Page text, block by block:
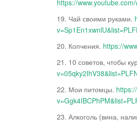
https://
19. Чай своими руками.
20. Копчения. https://
21. 10 советов, чтобы
22. Мои питомцы.
23. Алкоголь (вина,